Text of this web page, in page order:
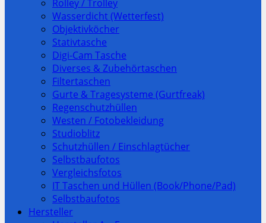
Rolley / Trolley
Wasserdicht (Wetterfest)
Objektivköcher
Stativtasche
Digi-Cam Tasche
Diverses & Zubehörtaschen
Filtertaschen
Gurte & Tragesysteme (Gurtfreak)
Regenschutzhüllen
Westen / Fotobekleidung
Studioblitz
Schutzhüllen / Einschlagtücher
Selbstbaufotos
Vergleichsfotos
IT Taschen und Hüllen (Book/Phone/Pad)
Selbstbaufotos
Hersteller